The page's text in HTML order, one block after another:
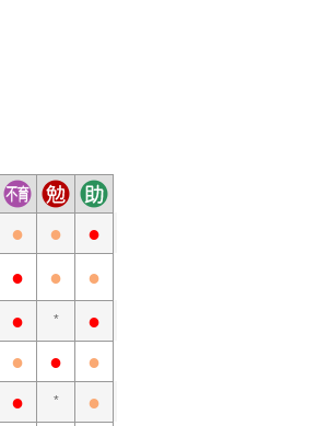
● ● ●
● ● ●
● * ●
● ● ●
● * ●